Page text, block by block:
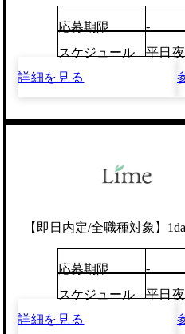
応募期限
-
スケジュール
平日
詳細を見る
【即日内定/全職種対象】
応募期限
-
スケジュール
平日
詳細を見る